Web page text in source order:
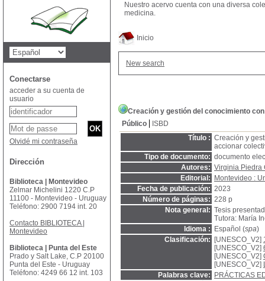
Inicio
New search
Creación y gestión del conocimiento
Público
ISBD
Título : Creación y
accionar
Tipo de documento: documento
Autores: Virginia Piedra
Editorial:
Montevideo :
Fecha de publicación: 2023
Número de páginas: 228 p
Nota general: Tesis
Tutora: María
Idioma :
Español (spa)
Clasificación:
[UNESCO_V2]
[UNESCO_V2]
[UNESCO_V2]
[UNESCO_V2]
Palabras clave:
PRÁCTICAS
Nuestro acervo cuenta con una diversa
medicina.
Conectarse
acceder a su cuenta de
usuario
Olvidé mi contraseña
Dirección
Biblioteca | Montevideo
Zelmar Michelini 1220 C.P
11100 - Montevideo - Uruguay
Teléfono: 2900 7194 int. 20
Contacto BIBLIOTECA |
Montevideo
Biblioteca | Punta del Este
Prado y Salt Lake, C.P 20100
Punta del Este - Uruguay
Teléfono: 4249 66 12 int. 103